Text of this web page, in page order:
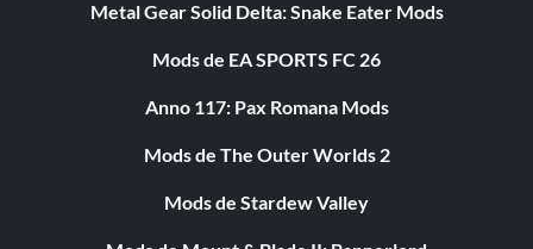
Metal Gear Solid Delta: Snake Eater Mods
Mods de EA SPORTS FC 26
Anno 117: Pax Romana Mods
Mods de The Outer Worlds 2
Mods de Stardew Valley